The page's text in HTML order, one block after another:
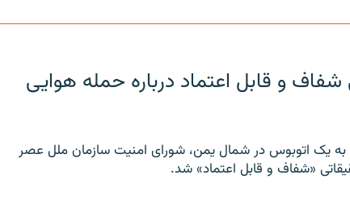
و قابل اعتماد درباره حمله هوایی
به یک اتوبوس در شمال یمن، شورای امنیت سازمان ملل عصر
«شفاف و قابل اعتماد» شد.